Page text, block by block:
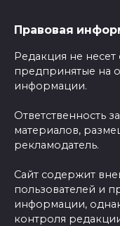
Правовая
Редакция не несет
предпринятые на
информации.
Ответственность
материалов,
рекламодатель.
Сайт содержит
пользователей и
информации,
контроля